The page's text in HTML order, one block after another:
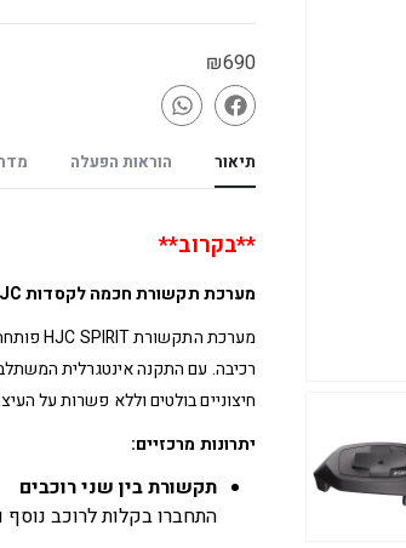
₪690
תיאור הוראות הפעלה
**בקרוב**
מערכת תקשורת חכמה לקסדות HJC
רכיבה. עם התקנה אינטגרלית
חיצוניים בולטים וללא פשרות על
יתרונות מרכזיים:
תקשורת בין שני רוכבים
התחברו בקלות לרוכב